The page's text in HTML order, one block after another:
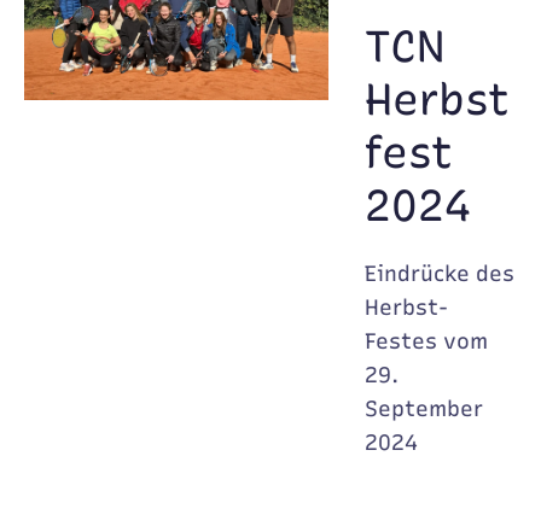
TCN
Herbst
fest
2024
Eindrücke des
Herbst-
Festes vom
29.
September
2024